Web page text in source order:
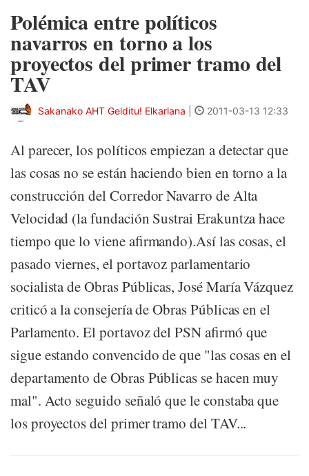
Polémica entre políticos
navarros en torno a los
proyectos del primer tramo del
TAV
Sakanako AHT Gelditu! Elkarlana 2011-03-13 12:33
Al parecer, los políticos empiezan a detectar que
las cosas no se están haciendo bien en torno a la
construcción del Corredor Navarro de Alta
Velocidad (la fundación Sustrai Erakuntza hace
tiempo que lo viene afirmando).Así las cosas, el
pasado viernes, el portavoz parlamentario
socialista de Obras Públicas, José María Vázquez
criticó a la consejería de Obras Públicas en el
Parlamento. El portavoz del PSN afirmó que
sigue estando convencido de que "las cosas en el
departamento de Obras Públicas se hacen muy
mal". Acto seguido señaló que le constaba que
los proyectos del primer tramo del TAV...